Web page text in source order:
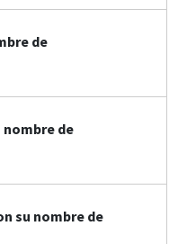
de
de
su nombre de